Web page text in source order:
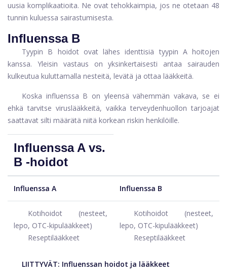
uusia komplikaatioita. Ne ovat tehokkaimpia, jos ne otetaan 48
tunnin kuluessa sairastumisesta.
Influenssa B
Tyypin B hoidot ovat lähes identtisiä tyypin A hoitojen
kanssa. Yleisin vastaus on yksinkertaisesti antaa sairauden
kulkeutua kuluttamalla nesteitä, levätä ja ottaa lääkkeitä.
Koska influenssa B on yleensä vähemmän vakava, se ei
ehkä tarvitse viruslääkkeitä, vaikka terveydenhuollon tarjoajat
saattavat silti määrätä niitä korkean riskin henkilöille.
Influenssa A vs.
B -hoidot
Influenssa A Influenssa B
Kotihoidot (nesteet,
lepo, OTC-kipulääkkeet)
Reseptilääkkeet
Kotihoidot (nesteet,
lepo, OTC-kipulääkkeet)
Reseptilääkkeet
LIITTYVÄT: Influenssan hoidot ja lääkkeet